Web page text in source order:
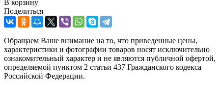
В корзину
Поделиться
Обращаем Ваше внимание на то, что приведенные цены,
характеристики и фотографии товаров носят исключительно
ознакомительный характер и не являются публичной офертой,
определяемой пунктом 2 статьи 437 Гражданского кодекса
Российской Федерации.